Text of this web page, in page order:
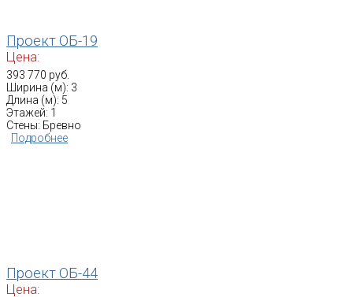
Проект ОБ-19
Цена:
393 770 руб.
Ширина (м): 3
Длина (м): 5
Этажей: 1
Стены: Бревно
Подробнее
Проект ОБ-44
Цена: